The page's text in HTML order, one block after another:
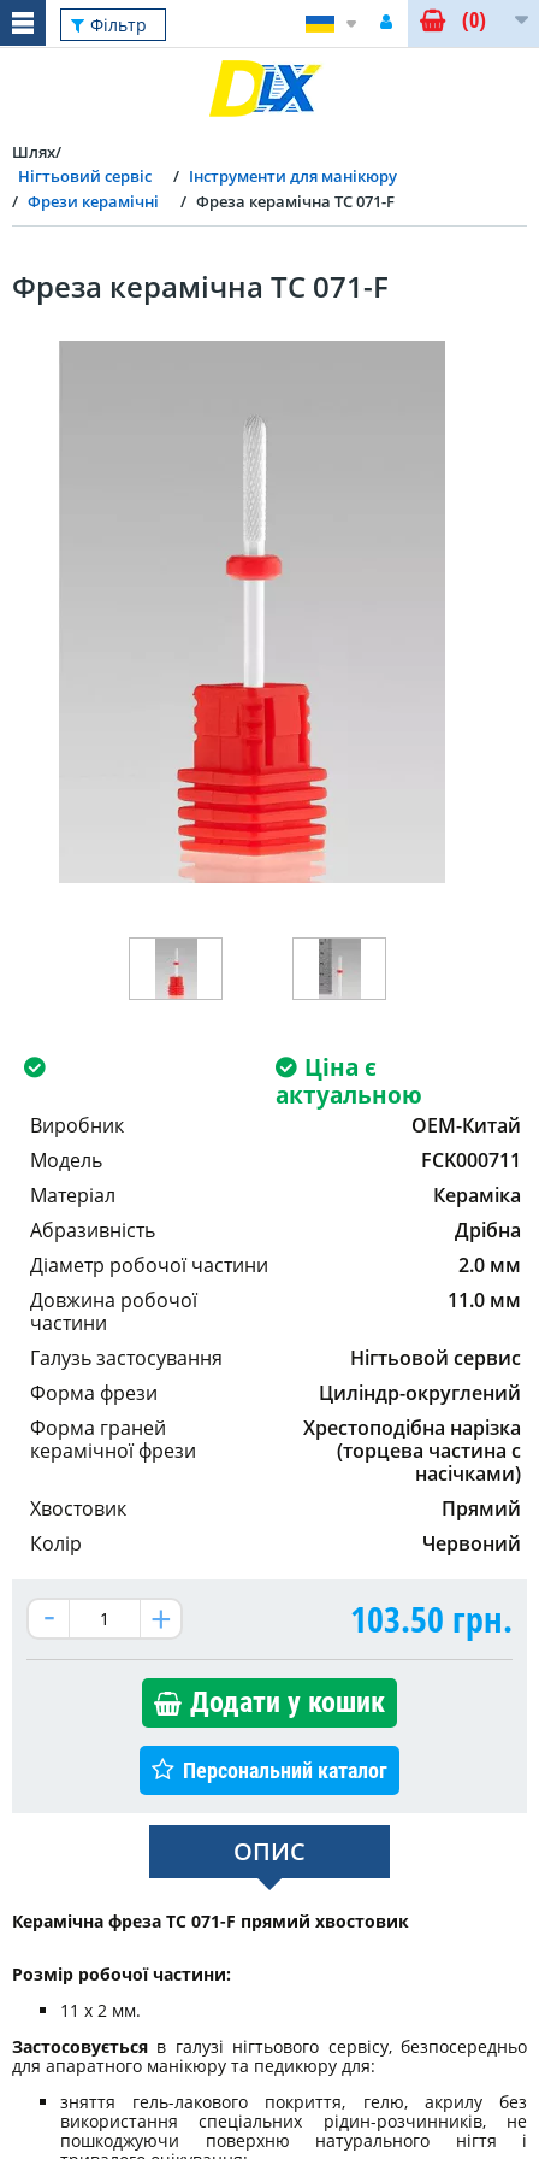
Фільтр (0)
Шлях
Нігтьовий сервіс
Інструменти для манікюру
Фрези керамічні
Фреза керамічна TC 071-F
Фреза керамічна TC 071-F
Ціна є
актуальною
Виробник
OEM-Китай
Модель
FCK000711
Матеріал
Кераміка
Абразивність
Дрібна
Діаметр робочої частини
2.0 мм
Довжина робочої
частини
11.0 мм
Галузь застосування
Нігтьовой сервис
Форма фрези
Циліндр-округлений
Форма граней
керамічної фрези
Хрестоподібна нарізка
(торцева частина с
насічками)
Хвостовик
Прямий
Колір
Червоний
103.50 грн.
Додати у кошик
Персональний каталог
ОПИС
Керамічна фреза TC 071-F прямий хвостовик
Розмір робочої частини:
11 х 2 мм.
Застосовується в галузі нігтьового сервісу, безпосередньо
для апаратного манікюру та педикюру для:
зняття гель-лакового покриття, гелю, акрилу без
використання спеціальних рідин-розчинників, не
пошкоджуючи поверхню натурального нігтя і